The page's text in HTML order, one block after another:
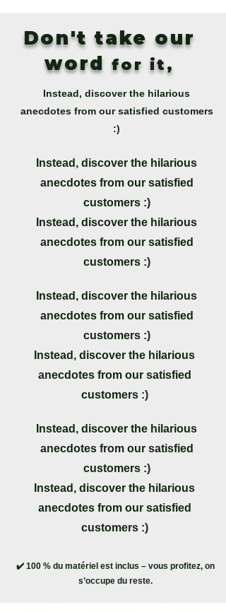
Don't take our
word for it,
Instead, discover the hilarious
anecdotes from our satisfied customers
:)
Instead, discover the hilarious
anecdotes from our satisfied
customers :)
Instead, discover the hilarious
anecdotes from our satisfied
customers :)
Instead, discover the hilarious
anecdotes from our satisfied
customers :)
Instead, discover the hilarious
anecdotes from our satisfied
customers :)
Instead, discover the hilarious
anecdotes from our satisfied
customers :)
Instead, discover the hilarious
anecdotes from our satisfied
customers :)
✔️ 100 % du matériel est inclus – vous profitez, on
s’occupe du reste.